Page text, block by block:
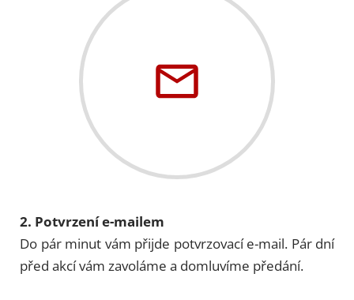
2. Potvrzení e-mailem
Do pár minut vám přijde potvrzovací e-mail. Pár dní
před akcí vám zavoláme a domluvíme předání.